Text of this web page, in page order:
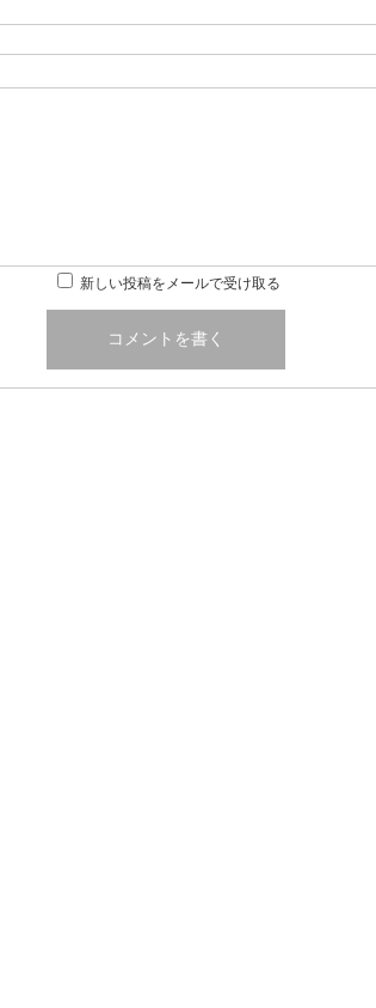
新しい投稿をメールで受け取る